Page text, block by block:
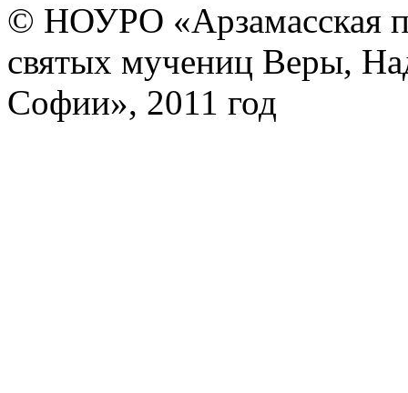
© НОУРО «Арзамасская
святых мучениц Веры,
Софии», 2011 год